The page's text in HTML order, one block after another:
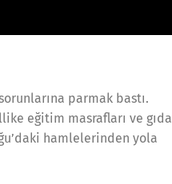
parmak bastı.
eğitim masrafları ve gıda
hamlelerinden yola